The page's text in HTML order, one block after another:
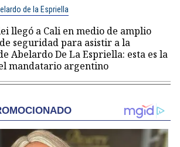
de la Espriella
llegó a Cali en medio de amplio
seguridad para asistir a la
Abelardo De La Espriella: esta es la
mandatario argentino